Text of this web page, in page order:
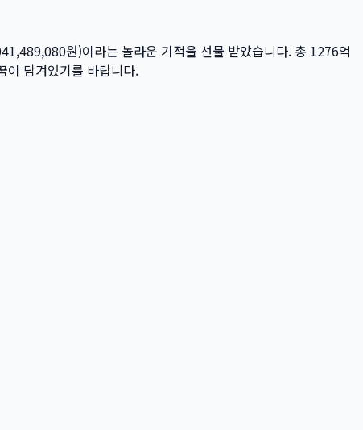
원)이라는 놀라운 기적을 선물 받았습니다. 총 1276억
이 담겨있기를 바랍니다.